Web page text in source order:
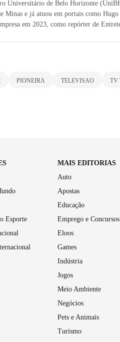
Universitário de Belo Horizonte
Minas e já atuou em portais como Hugo
em 2023, como repórter de
PIONEIRA TELEVISAO TV
Esporte
MAIS EDITORIAS
Auto
Apostas
Educação
Emprego e Concursos
Eloos
Games
Indústria
Jogos
Meio Ambiente
Negócios
Pets e Animais
Turismo